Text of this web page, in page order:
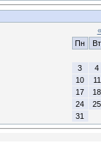
«
Пн
Вт
3
4
10
11
17
18
24
25
31